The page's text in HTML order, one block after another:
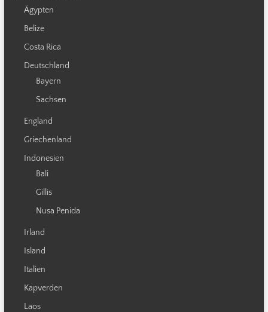
Ägypten
Belize
Costa Rica
Deutschland
Bayern
Sachsen
England
Griechenland
Indonesien
Bali
Gillis
Nusa Penida
Irland
Island
Italien
Kapverden
Laos